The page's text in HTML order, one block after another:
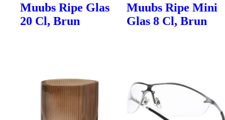
Muubs Ripe Glas
20 Cl, Brun
Muubs Ripe Mini
Glas 8 Cl, Brun